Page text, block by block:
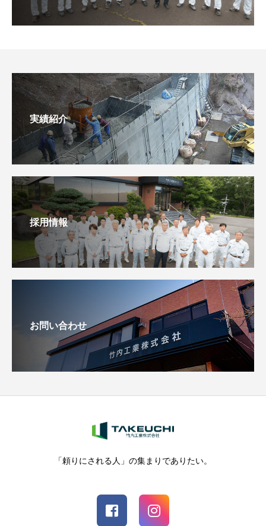
実績紹介
採用情報
お問い合わせ
「頼りにされる人」の集まりでありたい。